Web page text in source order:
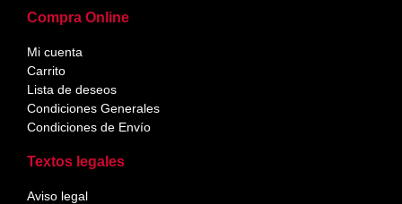
Compra Online
Mi cuenta
Carrito
Lista de deseos
Condiciones Generales
Condiciones de Envío
Textos legales
Aviso legal